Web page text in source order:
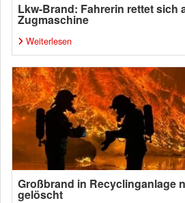
Lkw-Brand: Fahrerin rettet sich
Zugmaschine
Weiterlesen
Großbrand in Recyclinganlage
gelöscht